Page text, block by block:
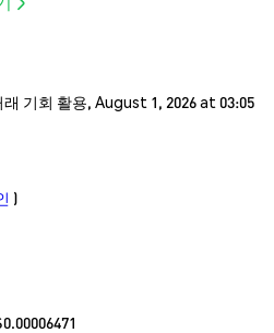
기회 활용, August 1, 2026 at 03:05
)
0.00006471